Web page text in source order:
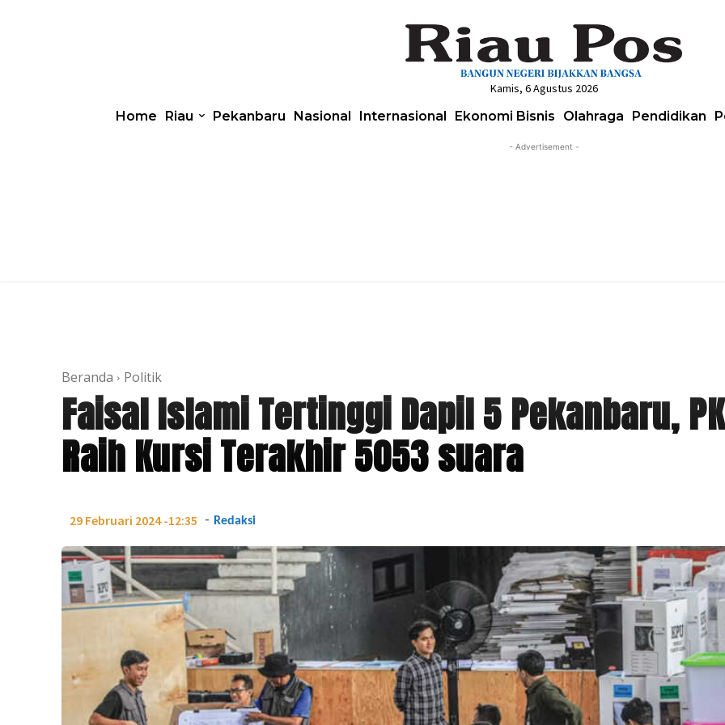
Kamis, 6 Agustus 2026
Home Riau Pekanbaru Nasional Internasional Ekonomi Bisnis Olahraga Pendidikan
- Advertisement -
Beranda Politik
Faisal Islami Tertinggi Dapil 5 Pekanbaru,
Raih Kursi Terakhir 5053 suara
29 Februari 2024 -12:35 - Redaksi